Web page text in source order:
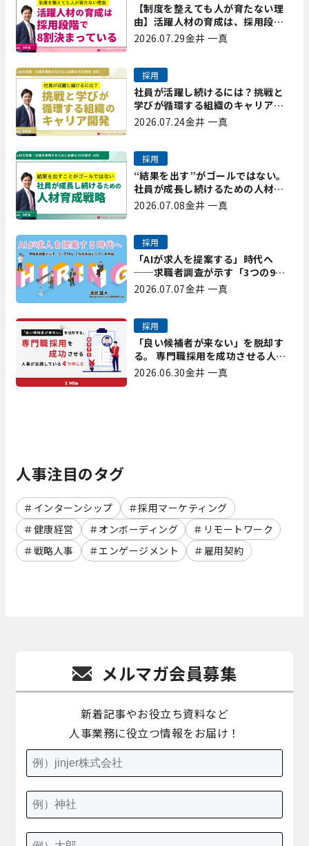
【制度を整えても人が育たない理
由】活躍人材の育成は、採用段階
で8割決まっている｜プレシャスパ
ートナーズ矢野
2026.07.29金井 一真
社員が活躍し続けるには？挑戦と
学びが循環する組織のキャリア開
発｜プレシャスパートナーズ矢野
採用
2026.07.24金井 一真
“結果を出す”がゴールではない。
社員が成長し続けるための人材育
成戦略｜プレシャスパートナーズ
採用
2026.07.08金井 一真
「AIが求人を提案する」時代へ
──求職者調査が示す「3つの9
割」と、採用担当が今すべき準備
採用
2026.07.07金井 一真
「良い候補者が来ない」を脱却す
る。 専門職採用を成功させる人事
が実践している4つのこと
採用
2026.06.30金井 一真
人事注目のタグ
インターンシップ
採用マーケティング
健康経営
オンボーディング
リモートワーク
戦略人事
エンゲージメント 雇用契約
メルマガ会員募集
新着記事やお役立ち資料など
人事業務に役立つ情報をお届け！